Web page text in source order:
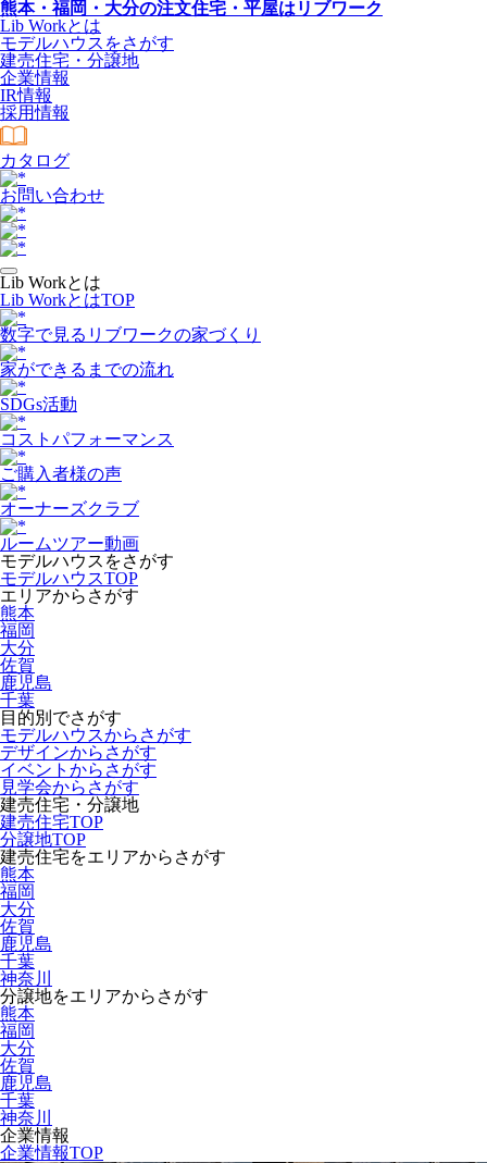
熊本・福岡・大分の注文住宅・平屋はリブワーク
Lib Workとは
モデルハウスをさがす
建売住宅・分譲地
企業情報
IR情報
採用情報
カタログ
お問い合わせ
Lib Workとは
Lib WorkとはTOP
数字で⾒るリブワークの家づくり
家ができるまでの流れ
SDGs活動
コストパフォーマンス
ご購入者様の声
オーナーズクラブ
ルームツアー動画
モデルハウスをさがす
モデルハウスTOP
エリアからさがす
熊本
福岡
大分
佐賀
鹿児島
千葉
目的別でさがす
モデルハウスからさがす
デザインからさがす
イベントからさがす
見学会からさがす
建売住宅・分譲地
建売住宅TOP
分譲地TOP
建売住宅をエリアからさがす
熊本
福岡
大分
佐賀
鹿児島
千葉
神奈川
分譲地をエリアからさがす
熊本
福岡
大分
佐賀
鹿児島
千葉
神奈川
企業情報
企業情報TOP